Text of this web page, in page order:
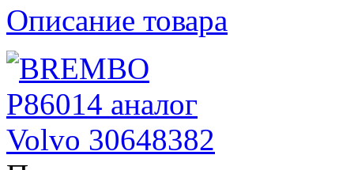
Описание товара